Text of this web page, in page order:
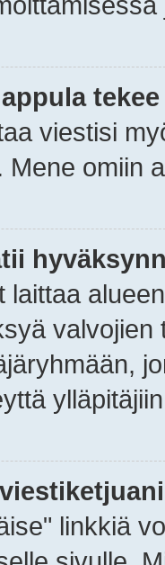
viestisi
Mene omiin
laittaa
linkkiä